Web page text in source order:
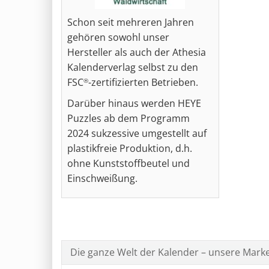
Schon seit mehreren Jahren
gehören sowohl unser
Hersteller als auch der Athesia
Kalenderverlag selbst zu den
FSC®-zertifizierten Betrieben.
Darüber hinaus werden HEYE
Puzzles ab dem Programm
2024 sukzessive umgestellt auf
plastikfreie Produktion, d.h.
ohne Kunststoffbeutel und
Einschweißung.
Die ganze Welt der Kalender – unsere